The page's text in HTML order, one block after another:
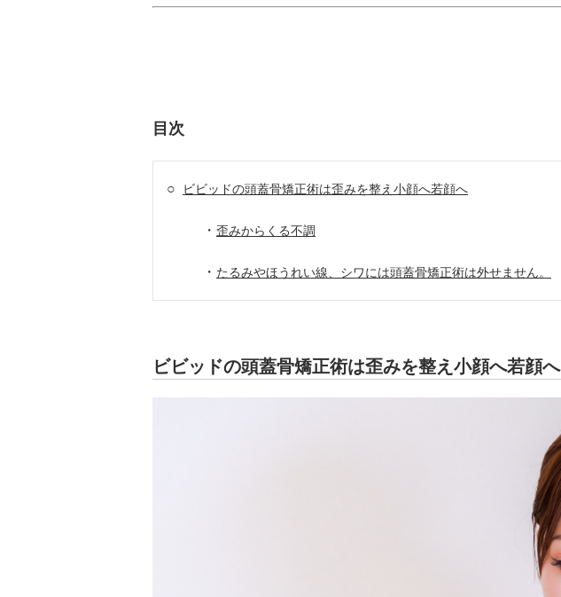
目次
○ ビビッドの頭蓋骨矯正術は歪みを整え小顔へ若顔へ
・ 歪みからくる不調
・ たるみやほうれい線、シワには頭蓋骨矯正術は外せません。
ビビッドの頭蓋骨矯正術は歪みを整え小顔へ若顔へ